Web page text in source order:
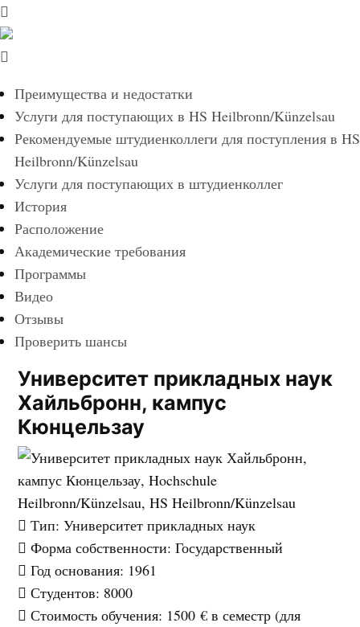
Преимущества и недостатки
Услуги для поступающих в HS Heilbronn/Künzelsau
Рекомендуемые штудиенколлеги для поступления в HS
Heilbronn/Künzelsau
Услуги для поступающих в штудиенколлег
История
Расположение
Академические требования
Программы
Видео
Отзывы
Проверить шансы
Университет прикладных наук
Хайльбронн, кампус
Кюнцельзау
Тип: Университет прикладных наук
Форма собственности: Государственный
Год основания: 1961
Студентов: 8000
Стоимость обучения: 1500 € в семестр (для